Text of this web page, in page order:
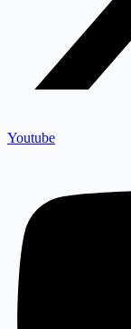
Youtube